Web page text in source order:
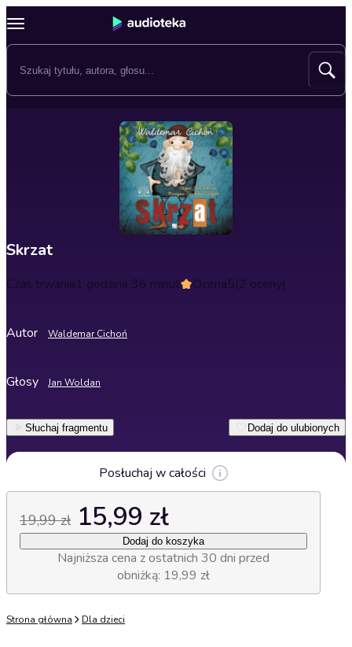
Skrzat
Czas trwania1 godzina 36 minut Ocena5(2 oceny)
Autor Waldemar Cichoń
Głosy Jan Woldan
Słuchaj fragmentu Dodaj do ulubionych
Posłuchaj w całości
19,99 zł 15,99 zł
Dodaj do koszyka
Najniższa cena z ostatnich 30 dni przed
obniżką: 19,99 zł
Strona główna Dla dzieci